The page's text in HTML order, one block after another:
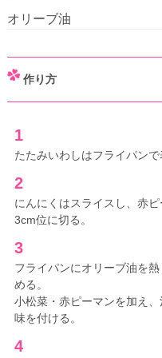
オリーブ油
作り方
1
たたみいわしはフライパンで
2
にんにくはスライスし、赤
3cm位に切る。
3
フライパンにオリーブ油を
める。
小松菜・赤ピーマンを加え
味を付ける。
4